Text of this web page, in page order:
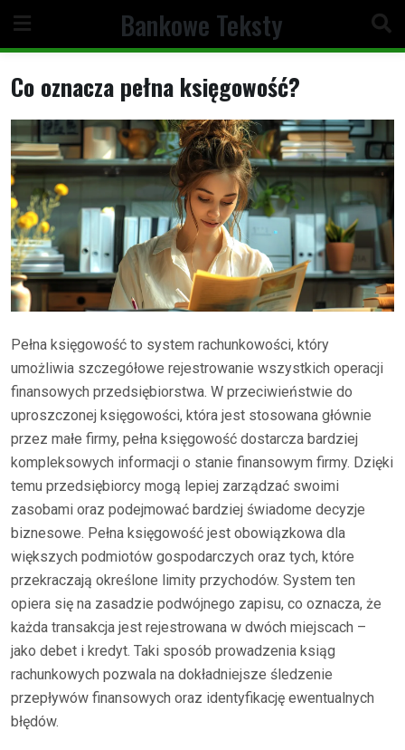
content
Bankowe Teksty
Co oznacza pełna księgowość?
Pełna księgowość to system rachunkowości, który
umożliwia szczegółowe rejestrowanie wszystkich operacji
finansowych przedsiębiorstwa. W przeciwieństwie do
uproszczonej księgowości, która jest stosowana głównie
przez małe firmy, pełna księgowość dostarcza bardziej
kompleksowych informacji o stanie finansowym firmy. Dzięki
temu przedsiębiorcy mogą lepiej zarządzać swoimi
zasobami oraz podejmować bardziej świadome decyzje
biznesowe. Pełna księgowość jest obowiązkowa dla
większych podmiotów gospodarczych oraz tych, które
przekraczają określone limity przychodów. System ten
opiera się na zasadzie podwójnego zapisu, co oznacza, że
każda transakcja jest rejestrowana w dwóch miejscach –
jako debet i kredyt. Taki sposób prowadzenia ksiąg
rachunkowych pozwala na dokładniejsze śledzenie
przepływów finansowych oraz identyfikację ewentualnych
błędów.